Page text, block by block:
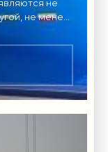
не
не менее